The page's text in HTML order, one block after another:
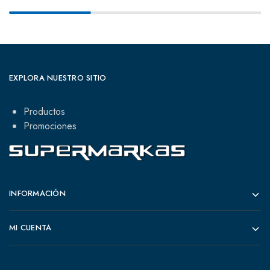
EXPLORA NUESTRO SITIO
Productos
Promociones
INFORMACIÓN
MI CUENTA